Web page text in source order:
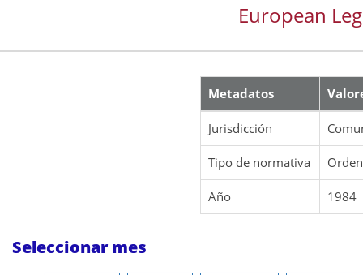
Ayuntamientos
European
Metadatos
Jurisdicción
Tipo de normativa Orden
Año 1984
Seleccionar mes